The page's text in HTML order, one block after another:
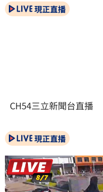
現正直播
CH54三立新聞台直播
現正直播